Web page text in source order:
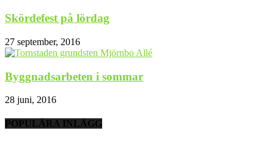
Skördefest på lördag
27 september, 2016
Byggnadsarbeten i sommar
28 juni, 2016
POPULÄRA INLÄGG